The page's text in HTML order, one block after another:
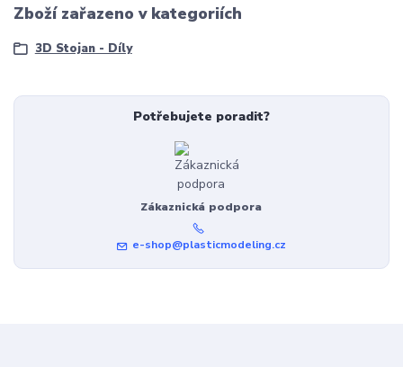
Zboží zařazeno v kategoriích
3D Stojan - Díly
Potřebujete poradit?
Zákaznická podpora
e-shop@plasticmodeling.cz